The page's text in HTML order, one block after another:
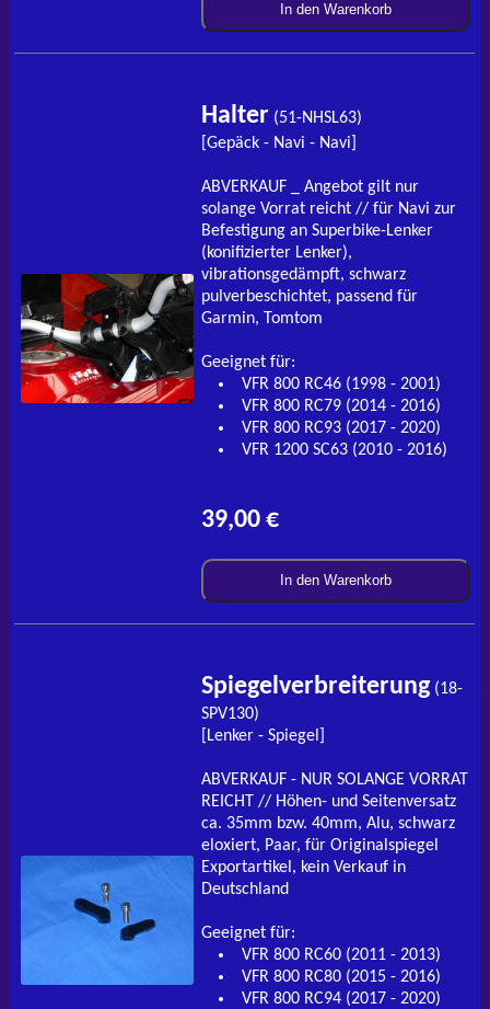
In den Warenkorb
Halter (51-NHSL63)
[Gepäck - Navi - Navi]
ABVERKAUF _ Angebot gilt nur
solange Vorrat reicht // für Navi zur
Befestigung an Superbike-Lenker
(konifizierter Lenker),
vibrationsgedämpft, schwarz
pulverbeschichtet, passend für
Garmin, Tomtom
Geeignet für:
VFR 800 RC46 (1998 - 2001)
VFR 800 RC79 (2014 - 2016)
VFR 800 RC93 (2017 - 2020)
VFR 1200 SC63 (2010 - 2016)
39,00 €
In den Warenkorb
Spiegelverbreiterung (18-
SPV130)
[Lenker - Spiegel]
ABVERKAUF - NUR SOLANGE VORRAT
REICHT // Höhen- und Seitenversatz
ca. 35mm bzw. 40mm, Alu, schwarz
eloxiert, Paar, für Originalspiegel
Exportartikel, kein Verkauf in
Deutschland
Geeignet für:
VFR 800 RC60 (2011 - 2013)
VFR 800 RC80 (2015 - 2016)
VFR 800 RC94 (2017 - 2020)